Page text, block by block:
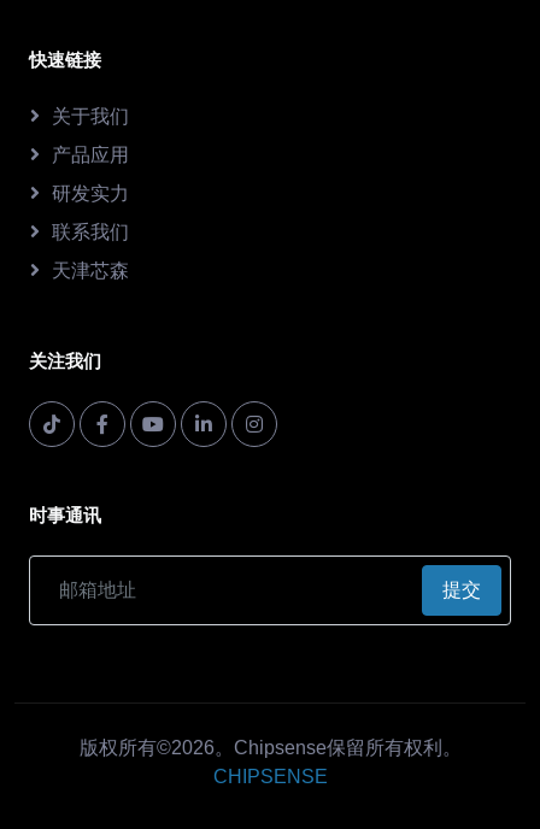
快速链接
关于我们
产品应用
研发实力
联系我们
天津芯森
关注我们
时事通讯
提交
版权所有©2026。Chipsense保留所有权利。
CHIPSENSE